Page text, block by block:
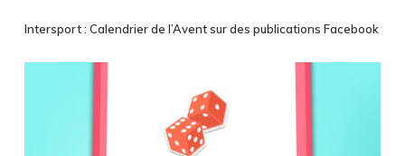
Intersport : Calendrier de l’Avent sur des publications Facebook